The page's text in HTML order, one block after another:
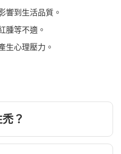
響到生活品質。
腫等不適。
生心理壓力。
？